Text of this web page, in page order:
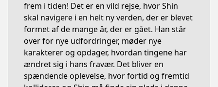
frem i tiden! Det er en vild rejse, hvor Shin
skal navigere i en helt ny verden, der er blevet
formet af de mange år, der er gået. Han står
over for nye udfordringer, møder nye
karakterer og opdager, hvordan tingene har
ændret sig i hans fravær. Det bliver en
spændende oplevelse, hvor fortid og fremtid